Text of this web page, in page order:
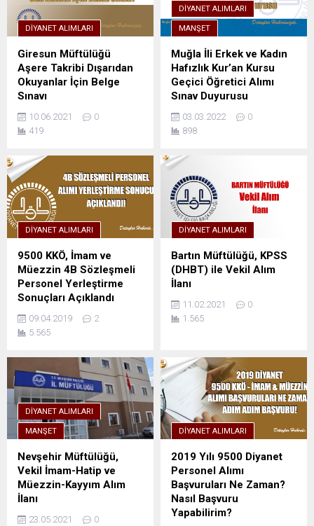
DIYANET ALIMLARI
Giresun Müftülüğü
Aşere Takribi Dışarıdan
Okuyanlar İçin Belge
Sınavı
10.06.2021
0
419
DIYANET ALIMLARI
MANŞET
Muğla İli Erkek ve Kadın
Hafızlık Kur’an Kursu
Geçici Öğretici Alımı
Sınav Duyurusu
03.03.2022
0
898
DIYANET ALIMLARI
9500 KKÖ, İmam ve
Müezzin 4B Sözleşmeli
Personel Yerleştirme
Sonuçları Açıklandı
09.04.2019
2
5.565
DIYANET ALIMLARI
Bartın Müftülüğü, KPSS
(DHBT) ile Vekil Alım
İlanı
11.02.2021
0
1.565
DIYANET ALIMLARI
MANŞET
Nevşehir Müftülüğü,
Vekil İmam-Hatip ve
Müezzin-Kayyım Alım
İlanı
23.05.2021
0
DIYANET ALIMLARI
2019 Yılı 9500 Diyanet
Personel Alımı
Başvuruları Ne Zaman?
Nasıl Başvuru
Yapabilirim?